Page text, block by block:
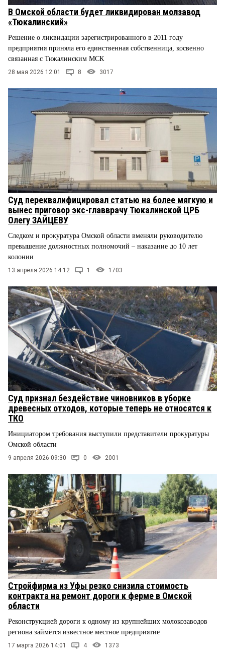
В Омской области будет ликвидирован молзавод
«Тюкалинский»
Решение о ликвидации зарегистрированного в 2011 году
предприятия приняла его единственная собственница, косвенно
связанная с Тюкалинским МСК
28 мая 2026 12:01 8 3017
Суд переквалифицировал статью на более мягкую и
вынес приговор экс-главврачу Тюкалинской ЦРБ
Олегу ЗАЙЦЕВУ
Следком и прокуратура Омской области вменяли руководителю
превышение должностных полномочий – наказание до 10 лет
колонии
13 апреля 2026 14:12 1 1703
Суд признал бездействие чиновников в уборке
древесных отходов, которые теперь не относятся к
ТКО
Инициатором требования выступили представители прокуратуры
Омской области
9 апреля 2026 09:30 0 2001
Стройфирма из Уфы резко снизила стоимость
контракта на ремонт дороги к ферме в Омской
области
Реконструкцией дороги к одному из крупнейших молокозаводов
региона займётся известное местное предприятие
17 марта 2026 14:01 4 1373